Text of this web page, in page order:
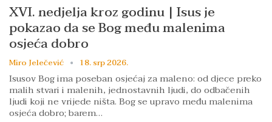
XVI. nedjelja kroz godinu | Isus je
pokazao da se Bog među malenima
osjeća dobro
Miro Jelečević 18. srp 2026.
Isusov Bog ima poseban osjećaj za maleno: od djece preko
malih stvari i malenih, jednostavnih ljudi, do odbačenih
ljudi koji ne vrijede ništa. Bog se upravo među malenima
osjeća dobro; barem…